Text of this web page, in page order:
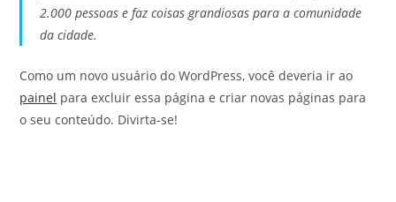
2.000 pessoas e faz coisas grandiosas para a comunidade
da cidade.
Como um novo usuário do WordPress, você deveria ir ao
painel para excluir essa página e criar novas páginas para
o seu conteúdo. Divirta-se!